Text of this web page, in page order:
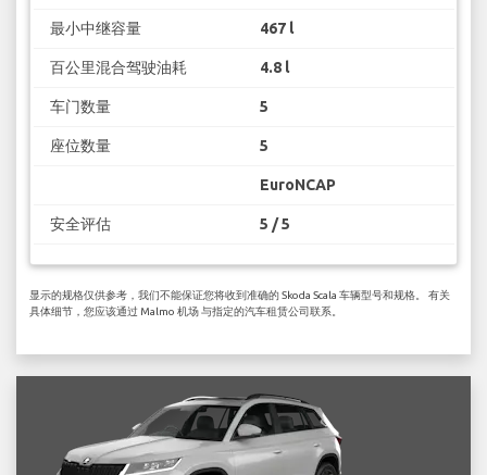
最小中继容量 467 l
百公里混合驾驶油耗 4.8 l
车门数量 5
座位数量 5
EuroNCAP
安全评估 5 / 5
显示的规格仅供参考，我们不能保证您将收到准确的 Skoda Scala 车辆型号和规格。 有关
具体细节，您应该通过 Malmo 机场 与指定的汽车租赁公司联系。